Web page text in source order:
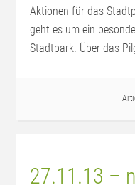
Aktionen für das
geht es um ein
Stadtpark. Über das
27.11.13 –